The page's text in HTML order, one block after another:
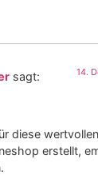
sagt: 14.
diese
erstellt,